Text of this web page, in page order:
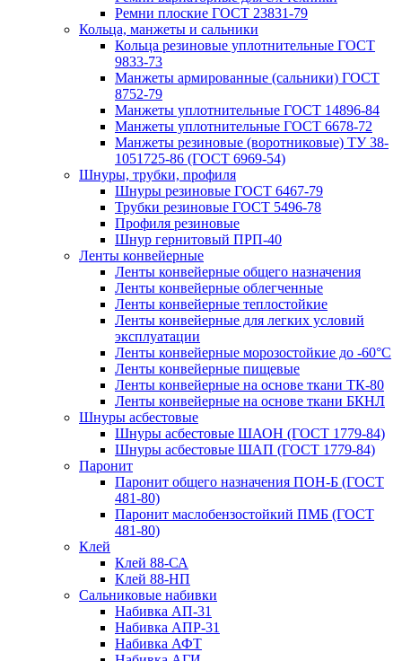
Ремни плоские ГОСТ 23831-79
Кольца, манжеты и сальники
Кольца резиновые уплотнительные ГОСТ
9833-73
Манжеты армированные (сальники) ГОСТ
8752-79
Манжеты уплотнительные ГОСТ 14896-84
Манжеты уплотнительные ГОСТ 6678-72
Манжеты резиновые (воротниковые) ТУ 38-
1051725-86 (ГОСТ 6969-54)
Шнуры, трубки, профиля
Шнуры резиновые ГОСТ 6467-79
Трубки резиновые ГОСТ 5496-78
Профиля резиновые
Шнур гернитовый ПРП-40
Ленты конвейерные
Ленты конвейерные общего назначения
Ленты конвейерные облегченные
Ленты конвейерные теплостойкие
Ленты конвейерные для легких условий
эксплуатации
Ленты конвейерные морозостойкие до -60°С
Ленты конвейерные пищевые
Ленты конвейерные на основе ткани ТК-80
Ленты конвейерные на основе ткани БКНЛ
Шнуры асбестовые
Шнуры асбестовые ШАОН (ГОСТ 1779-84)
Шнуры асбестовые ШАП (ГОСТ 1779-84)
Паронит
Паронит общего назначения ПОН-Б (ГОСТ
481-80)
Паронит маслобензостойкий ПМБ (ГОСТ
481-80)
Клей
Клей 88-СА
Клей 88-НП
Сальниковые набивки
Набивка АП-31
Набивка АПР-31
Набивка АФТ